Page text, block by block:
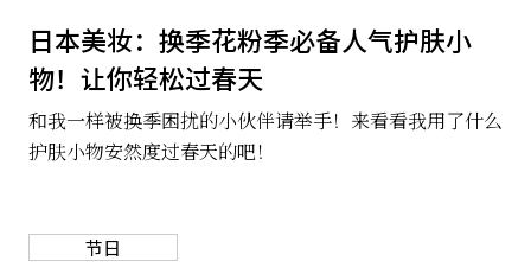
ภาษาไทย
美食
文化
热点
日本美妆：换季花粉季必备人气护肤小
物！让你轻松过春天
和我一样被换季困扰的小伙伴请举手！来看看我用了什么
护肤小物安然度过春天的吧！
节日